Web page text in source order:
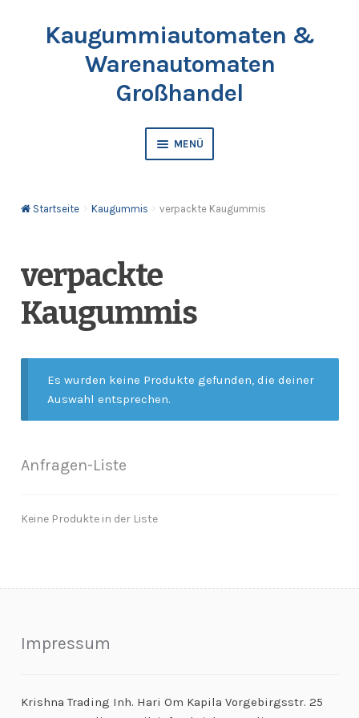
SpringeKaugummiautomaten &
Warenautomaten
Großhandel
MENÜ
Bälle & Springbälle
Kapselfüllware
Anfragen-Korb
Startseite Kaugummis verpackte Kaugummis
verpackte
Kaugummis
Es wurden keine Produkte gefunden, die deiner
Auswahl entsprechen.
Anfragen-Liste
Keine Produkte in der Liste
Impressum
Krishna Trading Inh. Hari Om Kapila Vorgebirgsstr. 25